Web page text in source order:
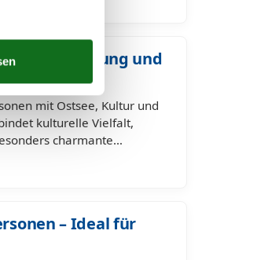
Erholung und
mit Ostsee, Kultur und
kulturelle Vielfalt,
charmante…
– Ideal für